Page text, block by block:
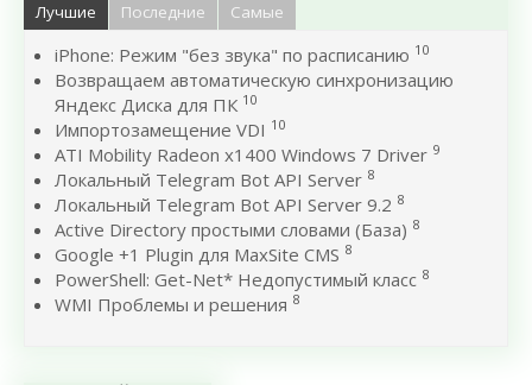
Лучшие Последние Самые
iPhone: Режим "без звука" по расписанию 10
Возвращаем автоматическую синхронизацию
Яндекс Диска для ПК 10
Импортозамещение VDI 10
ATI Mobility Radeon x1400 Windows 7 Driver 9
Локальный Telegram Bot API Server 8
Локальный Telegram Bot API Server 9.2 8
Active Directory простыми словами (База) 8
Google +1 Plugin для MaxSite CMS 8
PowerShell: Get-Net* Недопустимый класс 8
WMI Проблемы и решения 8